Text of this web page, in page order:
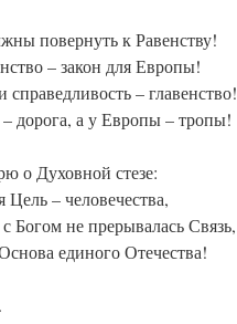
повернуть к Равенству!
– закон для Европы!
справедливость – главенство!
дорога, а у Европы – тропы!
о Духовной стезе:
Цель – человечества,
Богом не прерывалась Связь,
единого Отечества!